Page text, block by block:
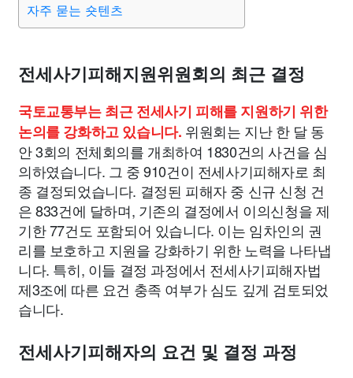
자주 묻는 숏텐츠
전세사기피해지원위원회의 최근 결정
국토교통부는 최근 전세사기 피해를 지원하기 위한
논의를 강화하고 있습니다. 위원회는 지난 한 달 동
안 3회의 전체회의를 개최하여 1830건의 사건을 심
의하였습니다. 그 중 910건이 전세사기피해자로 최
종 결정되었습니다. 결정된 피해자 중 신규 신청 건
은 833건에 달하며, 기존의 결정에서 이의신청을 제
기한 77건도 포함되어 있습니다. 이는 임차인의 권
리를 보호하고 지원을 강화하기 위한 노력을 나타냅
니다. 특히, 이들 결정 과정에서 전세사기피해자법
제3조에 따른 요건 충족 여부가 심도 깊게 검토되었
습니다.
전세사기피해자의 요건 및 결정 과정